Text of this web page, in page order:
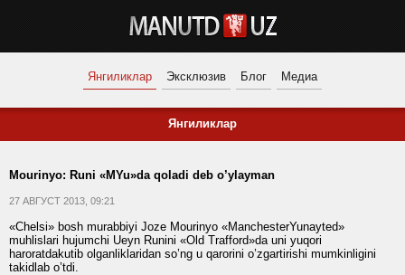
Янгиликлар Эксклюзив Блог Медиа
Янгиликлар
Mourinyo: Runi «MYu»da qoladi deb o’ylayman
27 АВГУСТ 2013, 09:21
«Chelsi» bosh murabbiyi Joze Mourinyo «ManchesterYunayted»
muhlislari hujumchi Ueyn Runini «Old Trafford»da uni yuqori
haroratdakutib olganliklaridan so’ng u qarorini o’zgartirishi mumkinligini
takidlab o’tdi.